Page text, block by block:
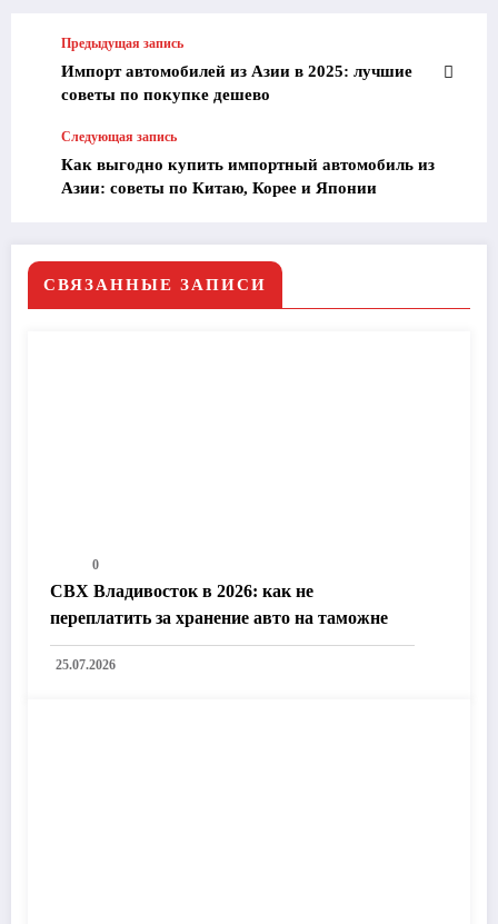
Предыдущая запись
Импорт автомобилей из Азии в 2025: лучшие
советы по покупке дешево
Следующая запись
Как выгодно купить импортный автомобиль из
Азии: советы по Китаю, Корее и Японии
СВЯЗАННЫЕ ЗАПИСИ
0
СВХ Владивосток в 2026: как не
переплатить за хранение авто на таможне
25.07.2026